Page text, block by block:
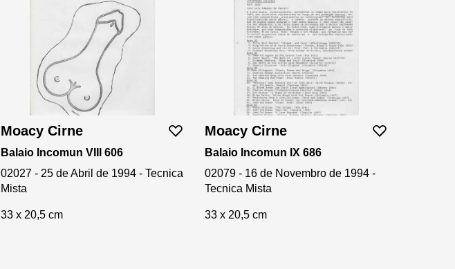
Moacy Cirne
Balaio Incomun VIII 606
02027 - 25 de Abril de 1994 - Tecnica
Mista
33 x 20,5 cm
Moacy Cirne
Balaio Incomun IX 686
02079 - 16 de Novembro de 1994 -
Tecnica Mista
33 x 20,5 cm